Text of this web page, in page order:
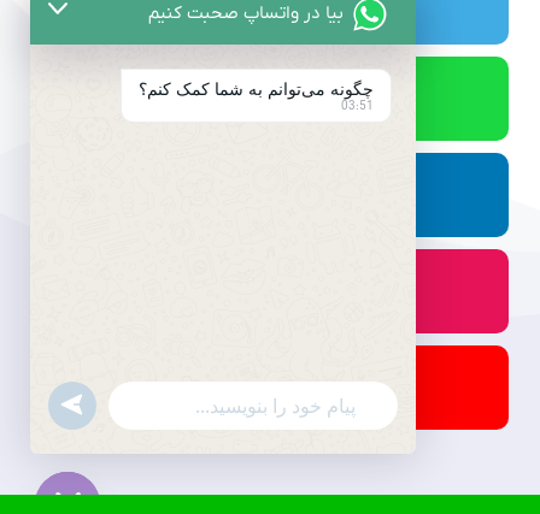
بیا در واتساپ صحبت کنیم
چگونه می‌توانم به شما کمک کنم؟
03:51
WhatsApp
Message
undefined